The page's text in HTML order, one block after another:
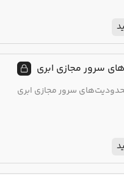
سرور مجازی ابری
سرور مجازی ابری